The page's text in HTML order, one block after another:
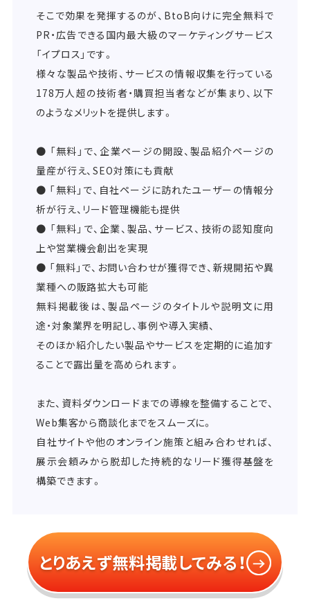
そこで効果を発揮するのが、BtoB向けに完全無料で
PR・広告できる国内最大級のマーケティングサービス
「イプロス」です。
様々な製品や技術、サービスの情報収集を行っている
178万人超の技術者・購買担当者などが集まり、以下
のようなメリットを提供します。
● 「無料」で、企業ページの開設、製品紹介ページの
量産が行え、SEO対策にも貢献
● 「無料」で、自社ページに訪れたユーザーの情報分
析が行え、リード管理機能も提供
● 「無料」で、企業、製品、サービス、技術の認知度向
上や営業機会創出を実現
● 「無料」で、お問い合わせが獲得でき、新規開拓や異
業種への販路拡大も可能
無料掲載後は、製品ページのタイトルや説明文に用
途・対象業界を明記し、事例や導入実績、
そのほか紹介したい製品やサービスを定期的に追加す
ることで露出量を高められます。
また、資料ダウンロードまでの導線を整備することで、
Web集客から商談化までをスムーズに。
自社サイトや他のオンライン施策と組み合わせれば、
展示会頼みから脱却した持続的なリード獲得基盤を
構築できます。
とりあえず無料掲載してみる！